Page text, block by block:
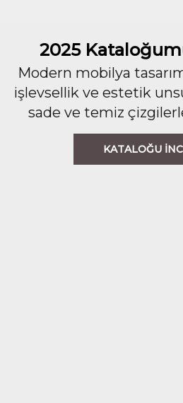
2025
Modern mobilya
işlevsellik ve estetik
sade ve temiz
KATALOĞU